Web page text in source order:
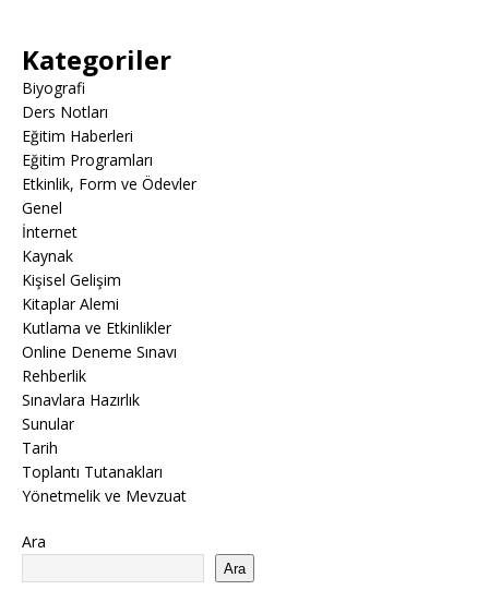
Kategoriler
Biyografi
Ders Notları
Eğitim Haberleri
Eğitim Programları
Etkinlik, Form ve Ödevler
Genel
İnternet
Kaynak
Kişisel Gelişim
Kitaplar Alemi
Kutlama ve Etkinlikler
Online Deneme Sınavı
Rehberlik
Sınavlara Hazırlık
Sunular
Tarih
Toplantı Tutanakları
Yönetmelik ve Mevzuat
Ara
Ara